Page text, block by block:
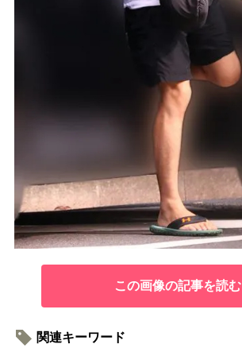
この画像の記事を読む
関連キーワード